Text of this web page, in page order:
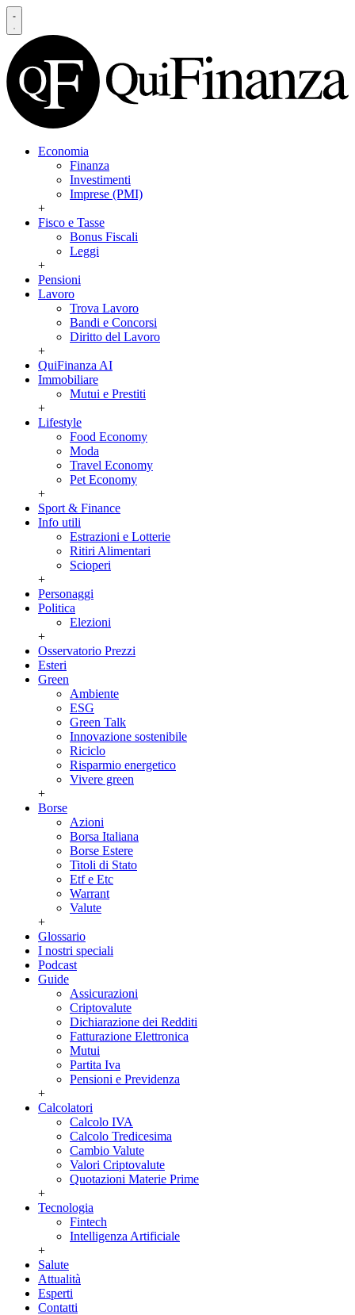
Economia
Finanza
Investimenti
Imprese (PMI)
+
Fisco e Tasse
Bonus Fiscali
Leggi
+
Pensioni
Lavoro
Trova Lavoro
Bandi e Concorsi
Diritto del Lavoro
+
QuiFinanza AI
Immobiliare
Mutui e Prestiti
+
Lifestyle
Food Economy
Moda
Travel Economy
Pet Economy
+
Sport & Finance
Info utili
Estrazioni e Lotterie
Ritiri Alimentari
Scioperi
+
Personaggi
Politica
Elezioni
+
Osservatorio Prezzi
Esteri
Green
Ambiente
ESG
Green Talk
Innovazione sostenibile
Riciclo
Risparmio energetico
Vivere green
+
Borse
Azioni
Borsa Italiana
Borse Estere
Titoli di Stato
Etf e Etc
Warrant
Valute
+
Glossario
I nostri speciali
Podcast
Guide
Assicurazioni
Criptovalute
Dichiarazione dei Redditi
Fatturazione Elettronica
Mutui
Partita Iva
Pensioni e Previdenza
+
Calcolatori
Calcolo IVA
Calcolo Tredicesima
Cambio Valute
Valori Criptovalute
Quotazioni Materie Prime
+
Tecnologia
Fintech
Intelligenza Artificiale
+
Salute
Attualità
Esperti
Contatti